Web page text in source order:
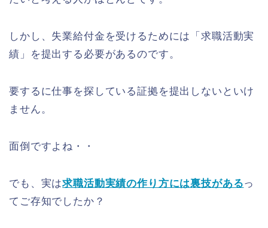
しかし、失業給付金を受けるためには「求職活動実
績」を提出する必要があるのです。
要するに仕事を探している証拠を提出しないといけ
ません。
面倒ですよね・・
でも、実は求職活動実績の作り方には裏技があるっ
てご存知でしたか？